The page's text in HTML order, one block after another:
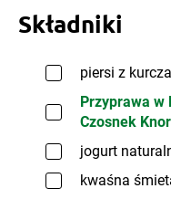
Składniki
piersi z
Przyprawa w
Czosnek
jogurt
kwaśna